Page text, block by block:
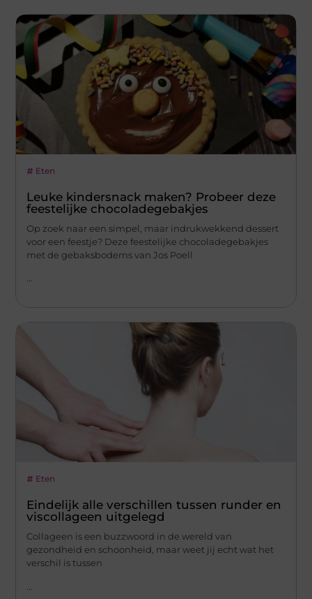
Eten
Leuke kindersnack maken? Probeer deze
feestelijke chocoladegebakjes
Op zoek naar een simpel, maar indrukwekkend dessert
voor een feestje? Deze feestelijke chocoladegebakjes
met de gebaksbodems van Jos Poell
...
Eten
Eindelijk alle verschillen tussen runder en
viscollageen uitgelegd
Collageen is een buzzwoord in de wereld van
gezondheid en schoonheid, maar weet jij echt wat het
verschil is tussen